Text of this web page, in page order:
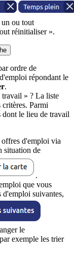
ou tout
réinitialiser ».
ordre de
répondant le
.
travail » ? La liste
Parmi
dont le lieu de travail
offres d'emploi via
situation de
.
que vous
suivantes,
le
exemple les trier